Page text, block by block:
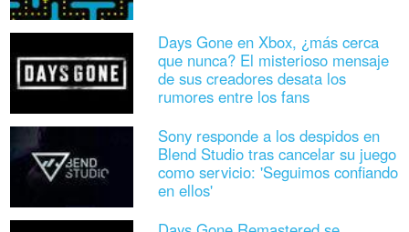
Days Gone en Xbox, ¿más cerca
que nunca? El misterioso mensaje
de sus creadores desata los
rumores entre los fans
Sony responde a los despidos en
Blend Studio tras cancelar su juego
como servicio: 'Seguimos confiando
en ellos'